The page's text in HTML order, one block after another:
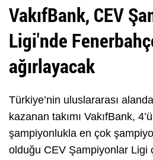
VakıfBank, CEV
Ligi'nde
ağırlayacak
Türkiye’nin uluslararası
kazanan takımı VakıfBank,
şampiyonlukla en çok
olduğu CEV Şampiyonlar Ligi